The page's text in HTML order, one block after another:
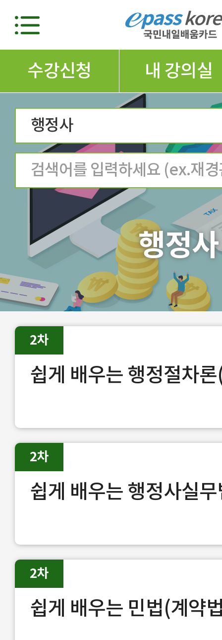
수강신청 내 강의실
행정사
행정사
쉽게 배우는 행정절차
2차
쉽게 배우는 행정사실
2차
쉽게 배우는 민법(계약
2차